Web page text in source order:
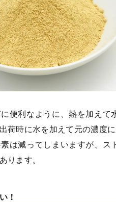
便利なように、熱を加えて
荷時に水を加えて元の濃度に
は減ってしまいますが、ス
ります。
！